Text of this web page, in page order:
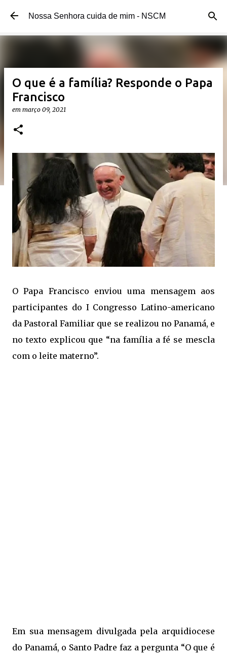
Pular para o conteúdo principal
Nossa Senhora cuida de mim - NSCM
O que é a família? Responde o Papa
Francisco
em março 09, 2021
O Papa Francisco enviou uma mensagem aos
participantes do I Congresso Latino-americano
da Pastoral Familiar que se realizou no Panamá, e
no texto explicou que “na família a fé se mescla
com o leite materno”.
Em sua mensagem divulgada pela arquidiocese
do Panamá, o Santo Padre faz a pergunta “O que é